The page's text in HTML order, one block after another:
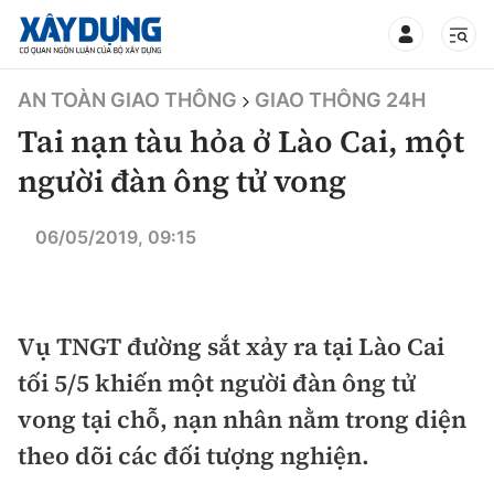
TIN BỘ XÂY DỰNG
Thời sự
Chính trị
Xã hội
Xây dựng
Chỉ đạo điều hành
AN TOÀN GIAO THÔNG GIAO THÔNG 24H
Tai nạn tàu hỏa ở Lào Cai, một
người đàn ông tử vong
06/05/2019, 09:15
Vụ TNGT đường sắt xảy ra tại Lào Cai
tối 5/5 khiến một người đàn ông tử
vong tại chỗ, nạn nhân nằm trong diện
theo dõi các đối tượng nghiện.